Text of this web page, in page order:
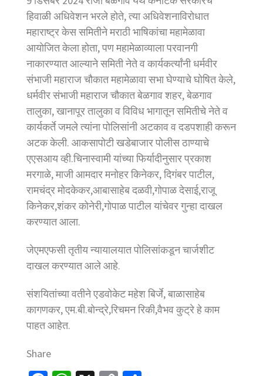
हिवाळी अधिवेशन भरले होते, त्या अधिवेशनाविरोधात
महाराष्ट्र केस समितीने मराठी भाषिकांचा महामेळावा
आयोजित केला होता, पण महामेळाव्याला परवानगी
नाकारण्यात आल्याने समिती नेते व कार्यकर्त्यांनी धर्मवीर
संभाजी महाराज चौकात महामेळावा सभा घेण्याचे घोषित केले,
धर्मवीर संभाजी महाराज चौकात बेळगाव शहर, बेळगाव
तालुका, खानापूर तालुका व विविध भागातून समितीचे नेते व
कार्यकर्ते जमले त्यांना पोलिसांनी अटकाव व दडपशाही करून
अटक केली. आकसापोटी खडेबाजार पोलीस ठाण्याचे
एएसआय व्ही.चिनास्वामी यांच्या फिर्यादीनुसार प्रकाश
मरगाळे, माजी आमदार मनोहर किनेकर, दिगंबर पाटील,
रामचंद्र मोदकेकर,आबासाहेब दळवी,गोपाळ देसाई,राजू
किनेकर,शंकर कोनेरी,गोपाळ पाटील यांचेवर गुन्हा दाखल
करण्यात आला.
जेएमएफसी तृतीय न्यायालयात पोलिसांकडून चार्जशीट
दाखल करण्यात आले आहे.
संशयितांच्या वतीने एडवोकेट महेश बिर्जे, बाळासाहेब
कागणकर, एम.बी.बोन्द्रे,रिचमन रिकी,वैभव कुट्रे हे काम
पाहत आहेत.
Share